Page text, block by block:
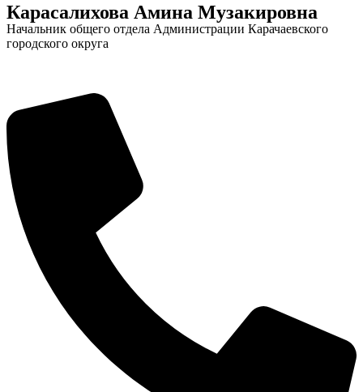
Городская Среда
Карасалихова Амина Музакировна
Начальник общего отдела Администрации Карачаевского
городского округа